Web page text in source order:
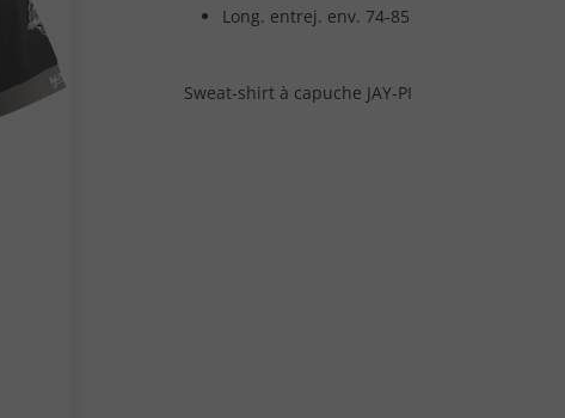
Long. entrej. env. 74-85
Sweat-shirt à capuche JAY-PI